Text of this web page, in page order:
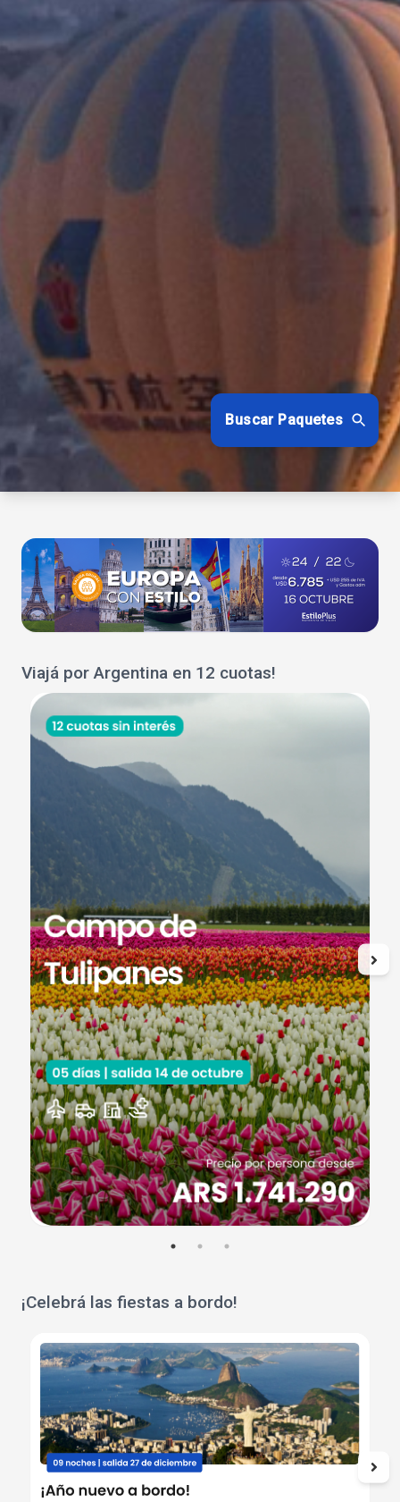
Buscar Paquetes
Viajá por Argentina en 12 cuotas!
¡Celebrá las fiestas a bordo!